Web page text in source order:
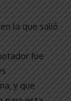
la que salió
fue
y que